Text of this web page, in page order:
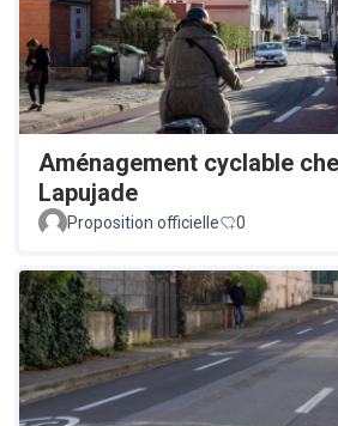
Aménagement cyclable
Lapujade
Proposition officielle 0